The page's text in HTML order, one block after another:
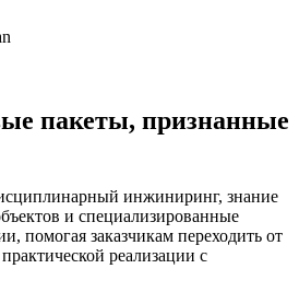
пакеты, признанные
инжиниринг, знание
и специализированные
помогая заказчикам переходить от
реализации с